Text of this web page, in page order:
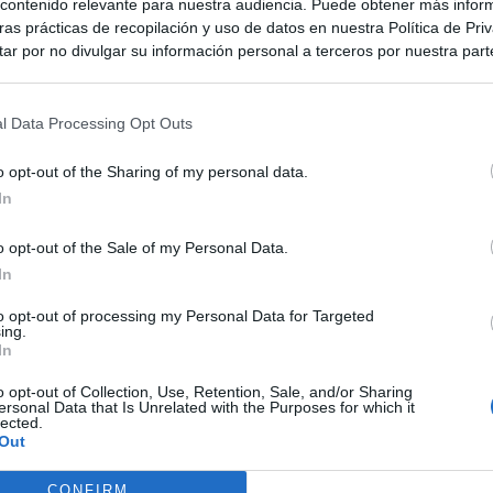
relevante para nuestra audiencia. Puede obtener más
prácticas de recopilación y uso de datos en nuestra Política de
por no divulgar su información personal a terceros por nuestra
en la información personal utilizada por nosotros o en
por no participar en la divulgación adicional de su información
en la Lista de participantes intermedios de la IAB.
Data Processing Opt Outs
opt-out of the Sharing of my personal data.
opt-out of the Sale of my Personal Data.
opt-out of processing my Personal Data for Targeted
opt-out of Collection, Use, Retention, Sale, and/or Sharing
Data that Is Unrelated with the Purposes for which it
CONFIRM